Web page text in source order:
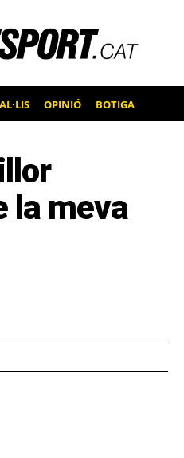
OPINIÓ BOTIGA
la meva